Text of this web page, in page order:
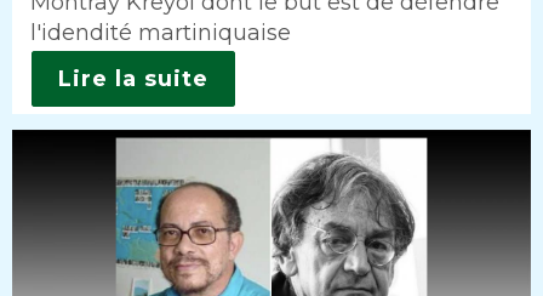
l'idendité martiniquaise
Lire la suite